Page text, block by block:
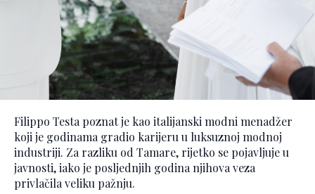
Filippo Testa poznat je kao italijanski modni menadžer
koji je godinama gradio karijeru u luksuznoj modnoj
industriji. Za razliku od Tamare, rijetko se pojavljuje u
javnosti, iako je posljednjih godina njihova veza
privlačila veliku pažnju.